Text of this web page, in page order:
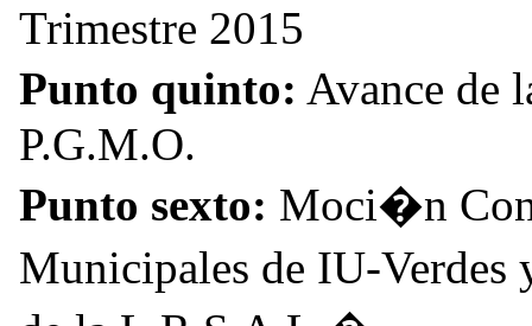
Trimestre 2015
Punto quinto: Avance
P.G.M.O.
Punto sexto: Moci�n
Municipales de IU-